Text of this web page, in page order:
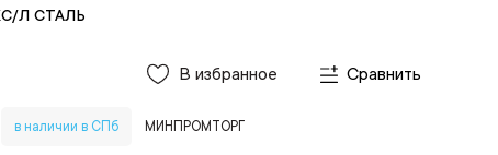
Л СТАЛЬ
В избранное Сравнить
в наличии в СПб МИНПРОМТОРГ